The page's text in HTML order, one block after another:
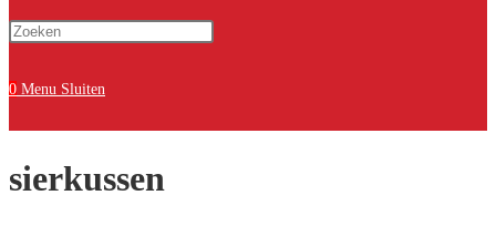
site
0 Menu Sluiten
sierkussen